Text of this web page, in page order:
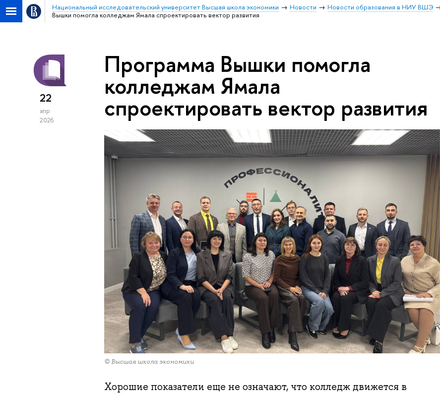
Национальный исследовательский университет Высшая школа экономики Новости Новости образования в НИУ ВШЭ
Вышки помогла колледжам Ямала спроектировать вектор развития
22
апр
2026
Программа Вышки помогла
колледжам Ямала
спроектировать вектор развития
© Высшая школа экономики
Хорошие показатели еще не означают, что колледж движется в